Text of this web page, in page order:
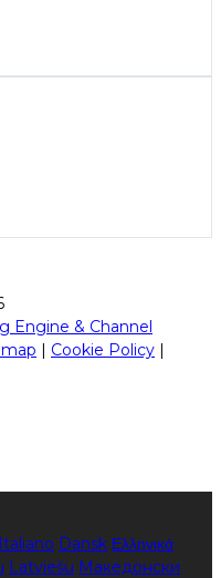
Engine & Channel
| Cookie Policy |
Italiano Dansk Ελληνικά
Latviešu Македонски